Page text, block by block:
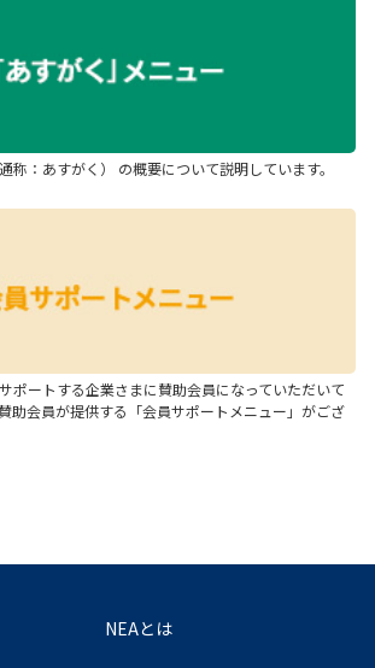
称：あすがく） の概要について説明しています。
ポートする企業さまに賛助会員になっていただいて
助会員が提供する「会員サポートメニュー」がござ
NEAとは